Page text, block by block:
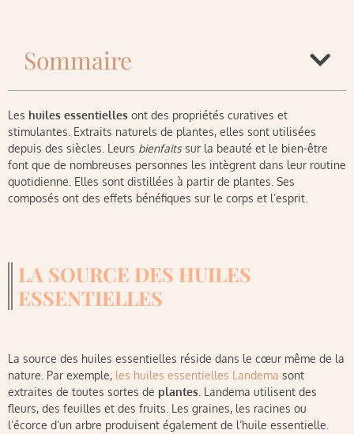
Sommaire
Les huiles essentielles ont des propriétés curatives et
stimulantes. Extraits naturels de plantes, elles sont utilisées
depuis des siècles. Leurs bienfaits sur la beauté et le bien-être
font que de nombreuses personnes les intègrent dans leur routine
quotidienne. Elles sont distillées à partir de plantes. Ses
composés ont des effets bénéfiques sur le corps et l’esprit.
LA SOURCE DES HUILES
ESSENTIELLES
La source des huiles essentielles réside dans le cœur même de la
nature. Par exemple, les huiles essentielles Landema sont
extraites de toutes sortes de plantes . Landema utilisent des
fleurs, des feuilles et des fruits. Les graines, les racines ou
l’écorce d’un arbre produisent également de l’huile essentielle.